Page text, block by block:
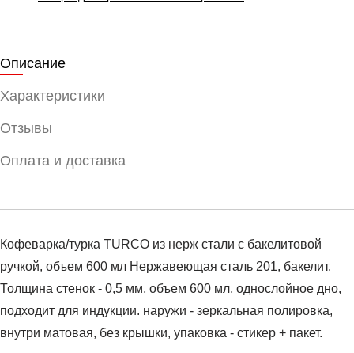
Описание
Характеристики
Отзывы
Оплата и доставка
Кофеварка/турка TURCO из нерж стали с бакелитовой
ручкой, объем 600 мл Нержавеющая сталь 201, бакелит.
Толщина стенок - 0,5 мм, объем 600 мл, однослойное дно,
подходит для индукции. наружи - зеркальная полировка,
внутри матовая, без крышки, упаковка - стикер + пакет.